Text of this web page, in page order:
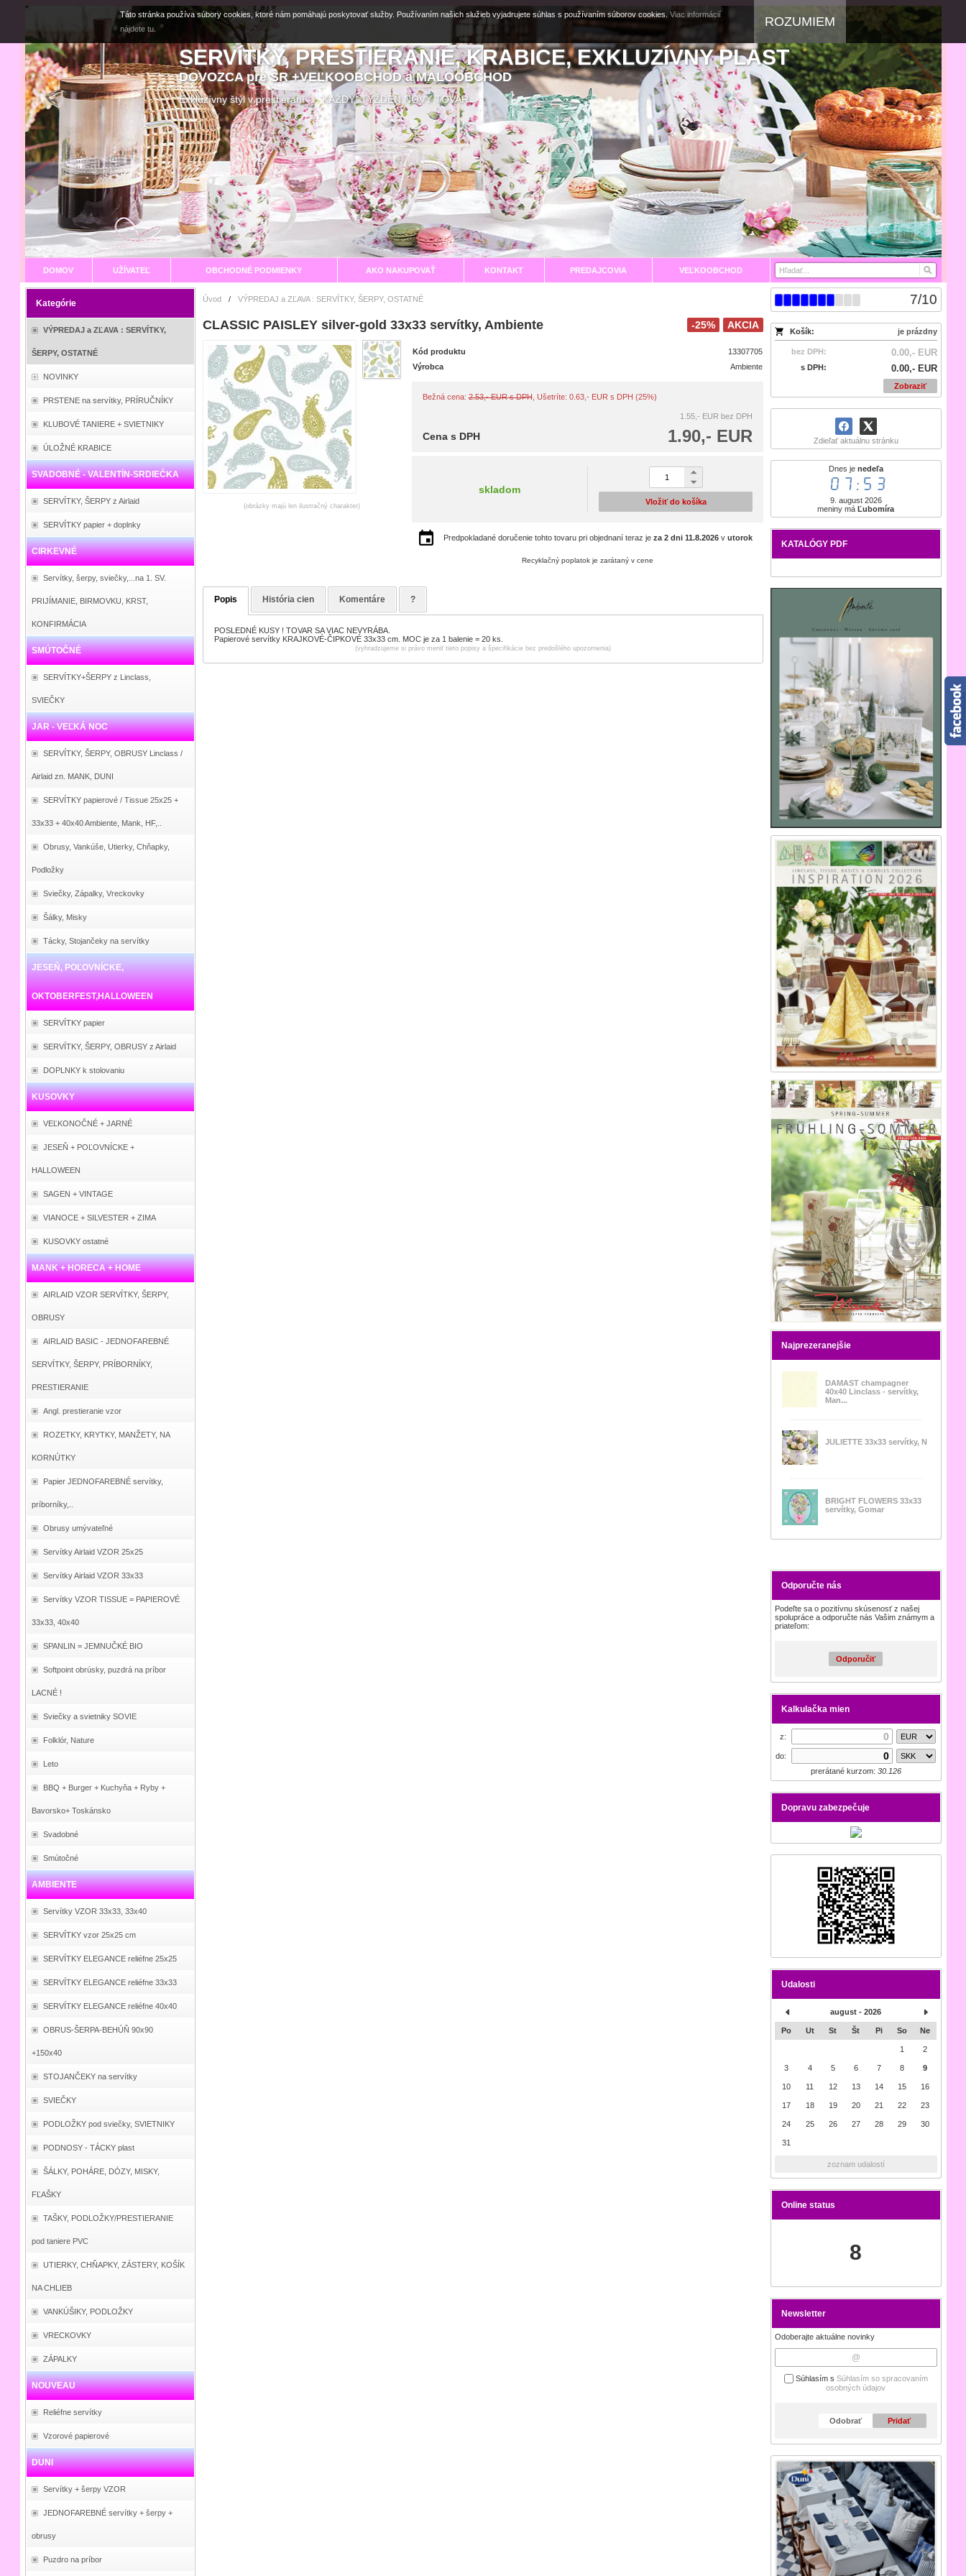
SERVÍTKY, PRESTIERANIE, KRABICE, EXKLUZÍVNY PLAST
DOVOZCA pre SR +VEĽKOOBCHOD a MALOOBCHOD
Exkluzívny štýl v prestieraní KAŽDÝ TÝŽDEŇ NOVÝ TOVAR
DOMOV UŽÍVATEĽ OBCHODNÉ PODMIENKY AKO NAKUPOVAŤ KONTAKT PREDAJCOVIA VEĽKOOBCHOD
Kategórie
VÝPREDAJ a ZĽAVA : SERVÍTKY,
ŠERPY, OSTATNÉ
NOVINKY
PRSTENE na servítky, PRÍRUČNÍKY
KLUBOVÉ TANIERE + SVIETNIKY
ÚLOŽNÉ KRABICE
SVADOBNÉ - VALENTÍN-SRDIEČKA
SERVÍTKY, ŠERPY z Airlaid
SERVÍTKY papier + doplnky
CIRKEVNÉ
Servítky, šerpy, sviečky,...na 1. SV.
PRIJÍMANIE, BIRMOVKU, KRST,
KONFIRMÁCIA
SMÚTOČNÉ
SERVÍTKY+ŠERPY z Linclass,
SVIEČKY
JAR - VEĽKÁ NOC
SERVÍTKY, ŠERPY, OBRUSY Linclass /
Airlaid zn. MANK, DUNI
SERVÍTKY papierové / Tissue 25x25 +
33x33 + 40x40 Ambiente, Mank, HF,..
Obrusy, Vankúše, Utierky, Chňapky,
Podložky
Sviečky, Zápalky, Vreckovky
Šálky, Misky
Tácky, Stojančeky na servítky
JESEŇ, POĽOVNÍCKE,
OKTOBERFEST,HALLOWEEN
SERVÍTKY papier
SERVÍTKY, ŠERPY, OBRUSY z Airlaid
DOPLNKY k stolovaniu
KUSOVKY
VEĽKONOČNÉ + JARNÉ
JESEŇ + POĽOVNÍCKE +
HALLOWEEN
SAGEN + VINTAGE
VIANOCE + SILVESTER + ZIMA
KUSOVKY ostatné
MANK + HORECA + HOME
AIRLAID VZOR SERVÍTKY, ŠERPY,
OBRUSY
AIRLAID BASIC - JEDNOFAREBNÉ
SERVÍTKY, ŠERPY, PRÍBORNÍKY,
PRESTIERANIE
Angl. prestieranie vzor
ROZETKY, KRYTKY, MANŽETY, NA
KORNÚTKY
Papier JEDNOFAREBNÉ servítky,
príborníky,..
Obrusy umývateľné
Servítky Airlaid VZOR 25x25
Servítky Airlaid VZOR 33x33
Servítky VZOR TISSUE = PAPIEROVÉ
33x33, 40x40
SPANLIN = JEMNUČKÉ BIO
Softpoint obrúsky, puzdrá na príbor
LACNÉ !
Sviečky a svietniky SOVIE
Folklór, Nature
Leto
BBQ + Burger + Kuchyňa + Ryby +
Bavorsko+ Toskánsko
Svadobné
Smútočné
AMBIENTE
Servítky VZOR 33x33, 33x40
SERVÍTKY vzor 25x25 cm
SERVÍTKY ELEGANCE reliéfne 25x25
SERVÍTKY ELEGANCE reliéfne 33x33
SERVÍTKY ELEGANCE reliéfne 40x40
OBRUS-ŠERPA-BEHÚŇ 90x90
+150x40
STOJANČEKY na servítky
SVIEČKY
PODLOŽKY pod sviečky, SVIETNIKY
PODNOSY - TÁCKY plast
ŠÁLKY, POHÁRE, DÓZY, MISKY,
FĽAŠKY
TAŠKY, PODLOŽKY/PRESTIERANIE
pod taniere PVC
UTIERKY, CHŇAPKY, ZÁSTERY, KOŠÍK
NA CHLIEB
VANKÚŠIKY, PODLOŽKY
VRECKOVKY
ZÁPALKY
NOUVEAU
Reliéfne servítky
Vzorové papierové
DUNI
Servítky + šerpy VZOR
JEDNOFAREBNÉ servítky + šerpy +
obrusy
Puzdro na príbor
7/10
Košík: je prázdny
bez DPH: 0.00,- EUR
s DPH: 0.00,- EUR
Zobraziť
Zdieľať aktuálnu stránku
Dnes je nedeľa
07:53
9. august 2026
meniny máĽubomíra
KATALÓGY PDF
Najprezeranejšie
DAMAST champagner
40x40 Linclass - servítky,
Man...
JULIETTE 33x33 servítky, N
BRIGHT FLOWERS 33x33
servítky, Gomar
Odporučte nás
Podeľte sa o pozitívnu skúsenosť z našej
spolupráce a odporučte nás Vašim známym a
priateľom:
Odporučiť
Kalkulačka mien
z:
do:
prerátané kurzom: 30.126
Dopravu zabezpečuje
Udalosti
august - 2026
Po Ut St Št Pi So Ne
1 2
3 4 5 6 7 8 9
10 11 12 13 14 15 16
17 18 19 20 21 22 23
24 25 26 27 28 29 30
31
zoznam udalostí
Online status
8
Newsletter
Odoberajte aktuálne novinky
Súhlasím s Súhlasím so spracovaním
osobných údajov
Odobrať Pridať
Úvod / VÝPREDAJ a ZĽAVA : SERVÍTKY, ŠERPY, OSTATNÉ
AKCIA
-25%
CLASSIC PAISLEY silver-gold 33x33 servítky, Ambiente
(obrázky majú len ilustračný charakter)
Kód produktu
13307705
Výrobca
Ambiente
Bežná cena:2.53,- EUR s DPH, Ušetríte: 0.63,- EUR s DPH (25%)
1.55,- EUR bez DPH
1.90,- EUR
Cena s DPH
skladom
Vložiť do košíka
Predpokladané doručenie tohto tovaru pri objednaní teraz je za 2 dni 11.8.2026v utorok
Recyklačný poplatok je zarátaný v cene
Popis História cien Komentáre ?
POSLEDNÉ KUSY ! TOVAR SA VIAC NEVYRÁBA.
Papierové servítky KRAJKOVÉ-ČIPKOVÉ 33x33 cm. MOC je za 1 balenie = 20 ks.
(vyhradzujeme si právo meniť tieto popisy a špecifikácie bez predošlého upozornenia)
Táto stránka používa súbory cookies, ktoré nám pomáhajú poskytovať služby. Používaním našich služieb vyjadrujete súhlas s používaním súborov cookies. Viac informácií
nájdete tu.
ROZUMIEM